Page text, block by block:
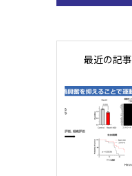
最近の記事